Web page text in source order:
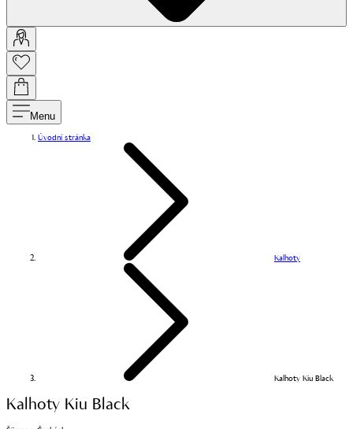
Menu
Úvodní stránka
Kalhoty
Kalhoty Kiu Black
Kalhoty Kiu Black